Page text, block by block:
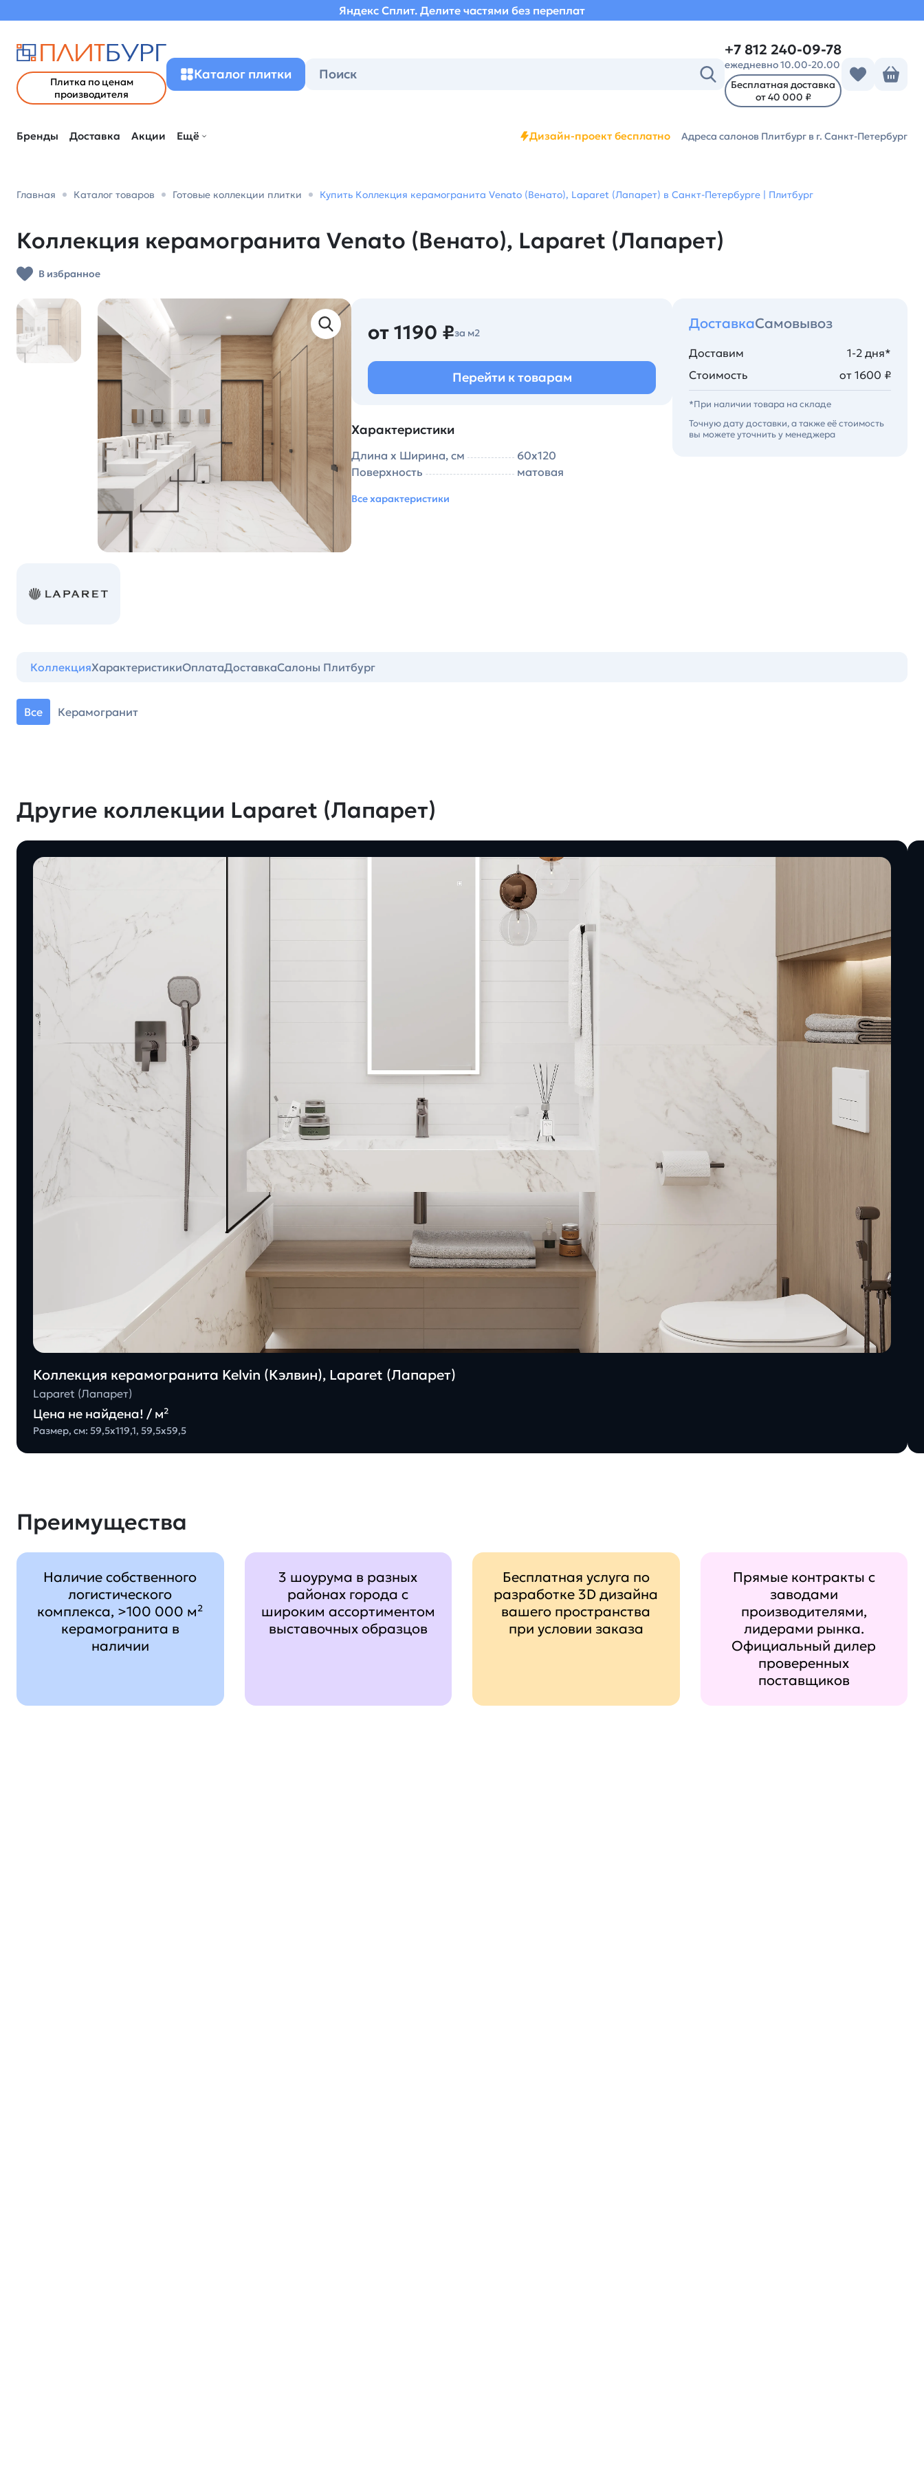
Яндекс Сплит. Делите частями без переплат
Плитка по ценам
производителя
Каталог плитки
+7 812 240-09-78
ежедневно 10.00-20.00
Бесплатная доставка
от 40 000 ₽
Бренды Доставка Акции Ещё Дизайн-проект бесплатно Адреса салонов Плитбург в г. Санкт-Петербург
Главная Каталог товаров Готовые коллекции плитки Купить Коллекция керамогранита Venato (Венато), Laparet (Лапарет) в Санкт-Петербурге | Плитбург
Коллекция керамогранита Venato (Венато), Laparet (Лапарет)
В избранное
от 1190 ₽за м2
Перейти к товарам
Характеристики
Длина х Ширина, см
60x120
Поверхность
матовая
Все характеристики
ДоставкаСамовывоз
Доставим
1-2 дня*
Стоимость
от 1600 ₽
*При наличии товара на складе
Точную дату доставки, а также её стоимость
вы можете уточнить у менеджера
КоллекцияХарактеристикиОплатаДоставкаСалоны Плитбург
Все Керамогранит
Другие коллекции Laparet (Лапарет)
Коллекция керамогранита Kelvin (Кэлвин), Laparet (Лапарет)
Laparet (Лапарет)
Цена не найдена! / м²
Размер, см: 59,5x119,1, 59,5x59,5
Преимущества
Наличие собственного
логистического
комплекса, >100 000 м²
керамогранита в
наличии
3 шоурума в разных
районах города с
широким ассортиментом
выставочных образцов
Бесплатная услуга по
разработке 3D дизайна
вашего пространства
при условии заказа
Прямые контракты с
заводами
производителями,
лидерами рынка.
Официальный дилер
проверенных
поставщиков